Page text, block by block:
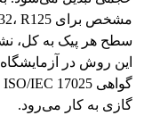
سطح هر پیک به کل،
این روش در
گازی به کار می‌رود.